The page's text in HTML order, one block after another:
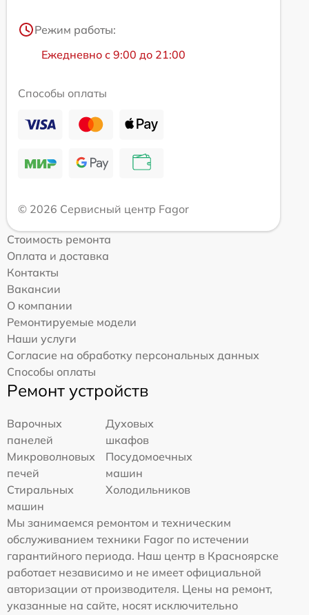
Режим работы:
Ежедневно с 9:00 до 21:00
Способы оплаты
© 2026 Сервисный центр Fagor
Стоимость ремонта
Оплата и доставка
Контакты
Вакансии
О компании
Ремонтируемые модели
Наши услуги
Согласие на обработку персональных данных
Способы оплаты
Ремонт устройств
Варочных
панелей
Духовых
шкафов
Микроволновых
печей
Посудомоечных
машин
Стиральных
машин
Холодильников
Мы занимаемся ремонтом и техническим
обслуживанием техники Fagor по истечении
гарантийного периода. Наш центр в Красноярске
работает независимо и не имеет официальной
авторизации от производителя. Цены на ремонт,
указанные на сайте, носят исключительно